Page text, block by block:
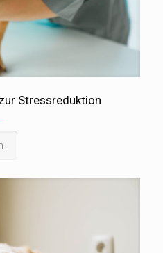
Stressreduktion